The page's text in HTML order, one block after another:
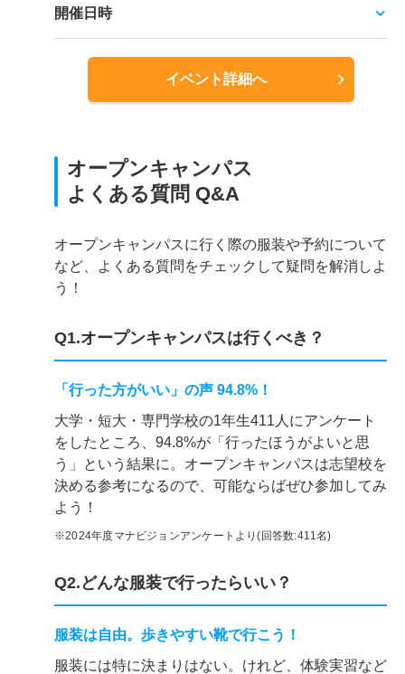
開催日時
イベント詳細へ
オープンキャンパス
よくある質問 Q&A
オープンキャンパスに行く際の服装や予約について
など、よくある質問をチェックして疑問を解消しよ
う！
Q1.オープンキャンパスは行くべき？
「行った方がいい」の声 94.8%！
大学・短大・専門学校の1年生411人にアンケート
をしたところ、94.8%が「行ったほうがよいと思
う」という結果に。オープンキャンパスは志望校を
決める参考になるので、可能ならばぜひ参加してみ
よう！
※2024年度マナビジョンアンケートより(回答数:411名)
Q2.どんな服装で行ったらいい？
服装は自由。歩きやすい靴で行こう！
服装には特に決まりはない。けれど、体験実習など